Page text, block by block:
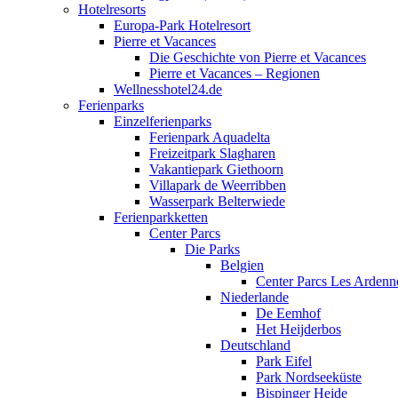
Hotelresorts
Europa-Park Hotelresort
Pierre et Vacances
Die Geschichte von Pierre et Vacances
Pierre et Vacances – Regionen
Wellnesshotel24.de
Ferienparks
Einzelferienparks
Ferienpark Aquadelta
Freizeitpark Slagharen
Vakantiepark Giethoorn
Villapark de Weerribben
Wasserpark Belterwiede
Ferienparkketten
Center Parcs
Die Parks
Belgien
Center Parcs Les
Niederlande
De Eemhof
Het Heijderbos
Deutschland
Park Eifel
Park Nordseeküste
Bispinger Heide